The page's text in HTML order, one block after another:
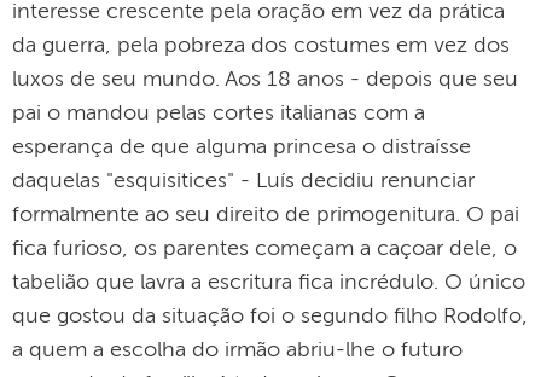
interesse crescente pela oração em vez da prática
da guerra, pela pobreza dos costumes em vez dos
luxos de seu mundo. Aos 18 anos - depois que seu
pai o mandou pelas cortes italianas com a
esperança de que alguma princesa o distraísse
daquelas "esquisitices" - Luís decidiu renunciar
formalmente ao seu direito de primogenitura. O pai
fica furioso, os parentes começam a caçoar dele, o
tabelião que lavra a escritura fica incrédulo. O único
que gostou da situação foi o segundo filho Rodolfo,
a quem a escolha do irmão abriu-lhe o futuro